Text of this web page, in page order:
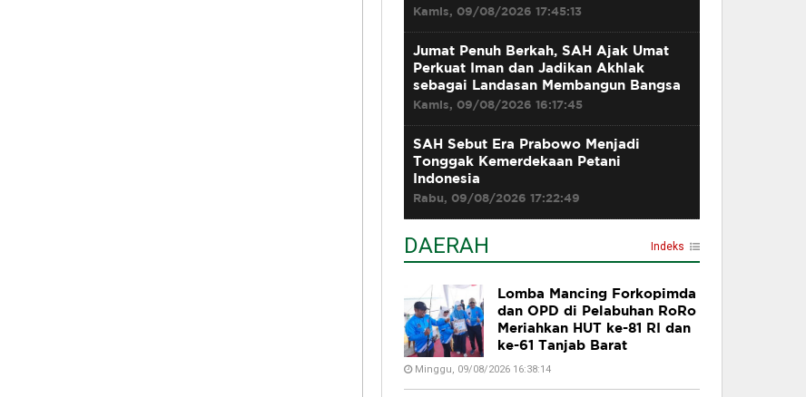
Kamis, 09/08/2026 17:45:13
Jumat Penuh Berkah, SAH Ajak Umat
Perkuat Iman dan Jadikan Akhlak
sebagai Landasan Membangun Bangsa
Kamis, 09/08/2026 16:17:45
SAH Sebut Era Prabowo Menjadi
Tonggak Kemerdekaan Petani
Indonesia
Rabu, 09/08/2026 17:22:49
DAERAH Indeks
Lomba Mancing Forkopimda
dan OPD di Pelabuhan RoRo
Meriahkan HUT ke-81 RI dan
ke-61 Tanjab Barat
Minggu, 09/08/2026 16:38:14